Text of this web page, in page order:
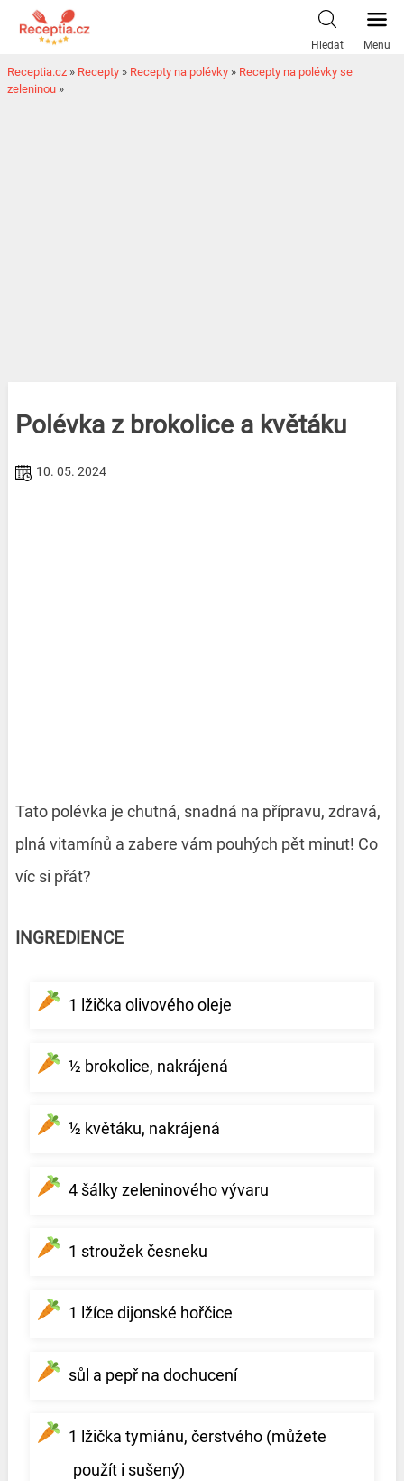
Hledat Menu
Receptia.cz » Recepty » Recepty na polévky » Recepty na polévky se
zeleninou »
Polévka z brokolice a květáku
10. 05. 2024
Tato polévka je chutná, snadná na přípravu, zdravá,
plná vitamínů a zabere vám pouhých pět minut! Co
víc si přát?
INGREDIENCE
1 lžička olivového oleje
½ brokolice, nakrájená
½ květáku, nakrájená
4 šálky zeleninového vývaru
1 stroužek česneku
1 lžíce dijonské hořčice
sůl a pepř na dochucení
1 lžička tymiánu, čerstvého (můžete
použít i sušený)